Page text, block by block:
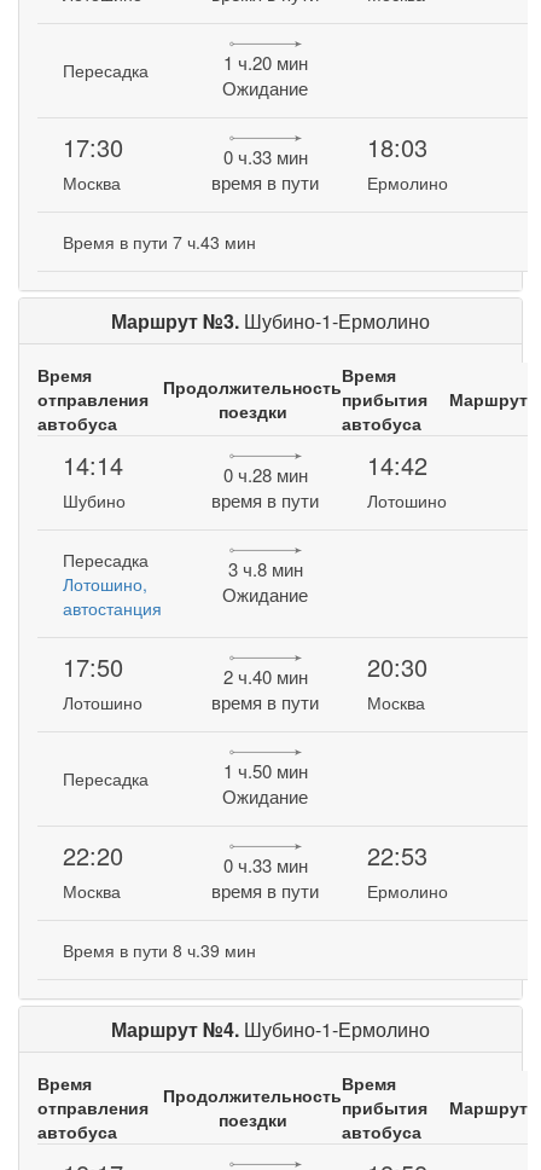
Пересадка
1 ч.20 мин
Ожидание
17:30
Москва
0 ч.33 мин
время в пути
18:03
Ермолино
Время в пути 7 ч.43 мин
Маршрут №3. Шубино-1-Ермолино
Время
отправления
автобуса
Продолжительность
поездки
Время
прибытия
автобуса
Маршрут
14:14
Шубино
0 ч.28 мин
время в пути
14:42
Лотошино
Пересадка
Лотошино,
автостанция
3 ч.8 мин
Ожидание
17:50
Лотошино
2 ч.40 мин
время в пути
20:30
Москва
Пересадка
1 ч.50 мин
Ожидание
22:20
Москва
0 ч.33 мин
время в пути
22:53
Ермолино
Время в пути 8 ч.39 мин
Маршрут №4. Шубино-1-Ермолино
Время
отправления
автобуса
Продолжительность
поездки
Время
прибытия
автобуса
Маршрут